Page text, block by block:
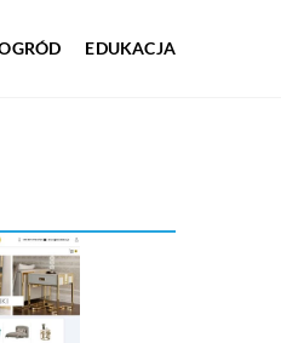
EDUKACJA